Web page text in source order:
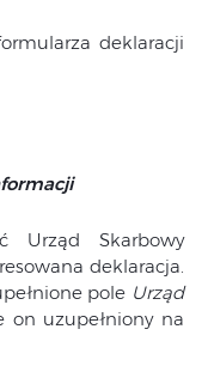
deklaracji
Urząd Skarbowy
deklaracja.
pole Urząd
on uzupełniony na